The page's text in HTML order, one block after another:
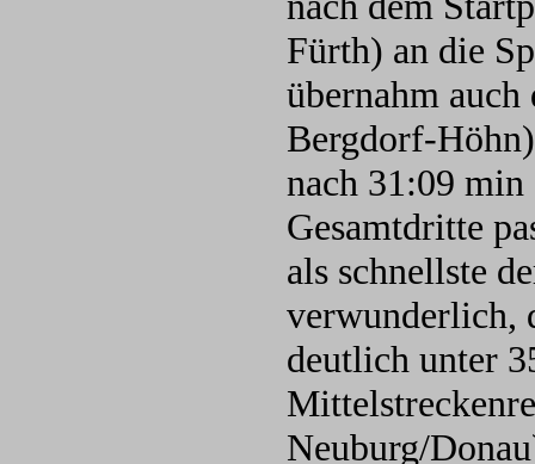
Fürth) an die
übernahm
Bergdorf-
nach 31:09
Gesamtdritte
als schnellste
verwunderlich,
deutlich unter
Neuburg/